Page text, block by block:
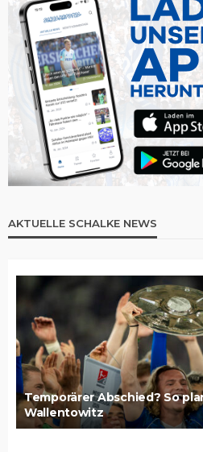
AKTUELLE SCHALKE NEWS
Temporärer Abschied? So
Wallentowitz